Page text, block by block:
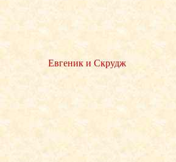
Евгеник и Скрудж